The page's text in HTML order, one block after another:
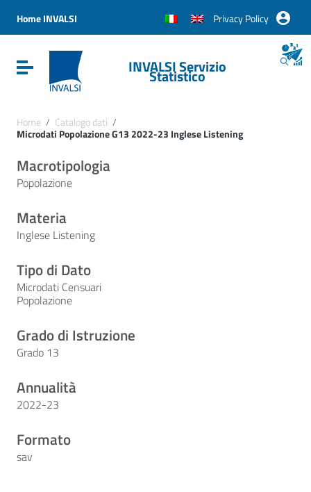
Vai al menu di navigazione
Vai al footer
Home INVALSI Privacy Policy
Attiva / disattiva la navigazioneINVALSI Servizio
Statistico
Home / Catalogo dati /
Microdati Popolazione G13 2022-23 Inglese Listening
Macrotipologia
Popolazione
Materia
Inglese Listening
Tipo di Dato
Microdati Censuari
Popolazione
Grado di Istruzione
Grado 13
Annualità
2022-23
Formato
sav